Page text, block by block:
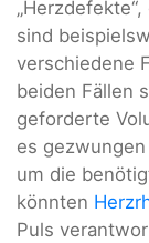
sind
verschiedene
beiden Fällen
geforderte
es
um die
könnten
Puls